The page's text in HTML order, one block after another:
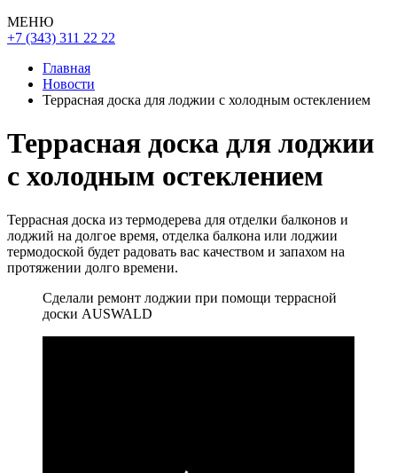
МЕНЮ
+7 (343) 311 22 22
Главная
Новости
Террасная доска для лоджии с холодным остеклением
Террасная доска для лоджии
с холодным остеклением
Террасная доска из термодерева для отделки балконов и
лоджий на долгое время, отделка балкона или лоджии
термодоской будет радовать вас качеством и запахом на
протяжении долго времени.
Сделали ремонт лоджии при помощи террасной
доски AUSWALD